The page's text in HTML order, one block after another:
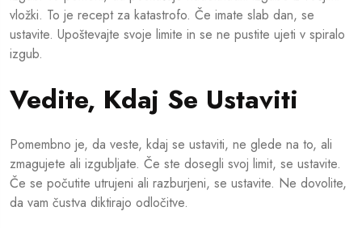
vložki. To je recept za katastrofo. Če imate slab dan, se
ustavite. Upoštevajte svoje limite in se ne pustite ujeti v spiralo
izgub.
Vedite, Kdaj Se Ustaviti
Pomembno je, da veste, kdaj se ustaviti, ne glede na to, ali
zmagujete ali izgubljate. Če ste dosegli svoj limit, se ustavite.
Če se počutite utrujeni ali razburjeni, se ustavite. Ne dovolite,
da vam čustva diktirajo odločitve.